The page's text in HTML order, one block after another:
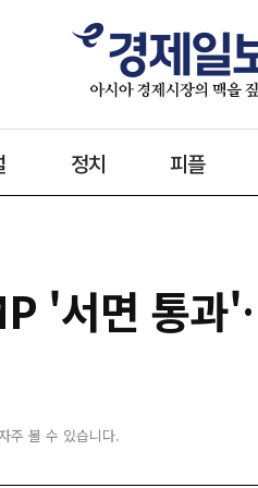
정치 피플
'서면 통
주 볼 수 있습니다.